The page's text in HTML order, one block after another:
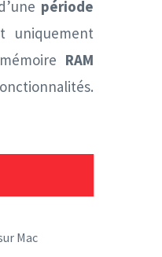
période
uniquement
RAM
Mac